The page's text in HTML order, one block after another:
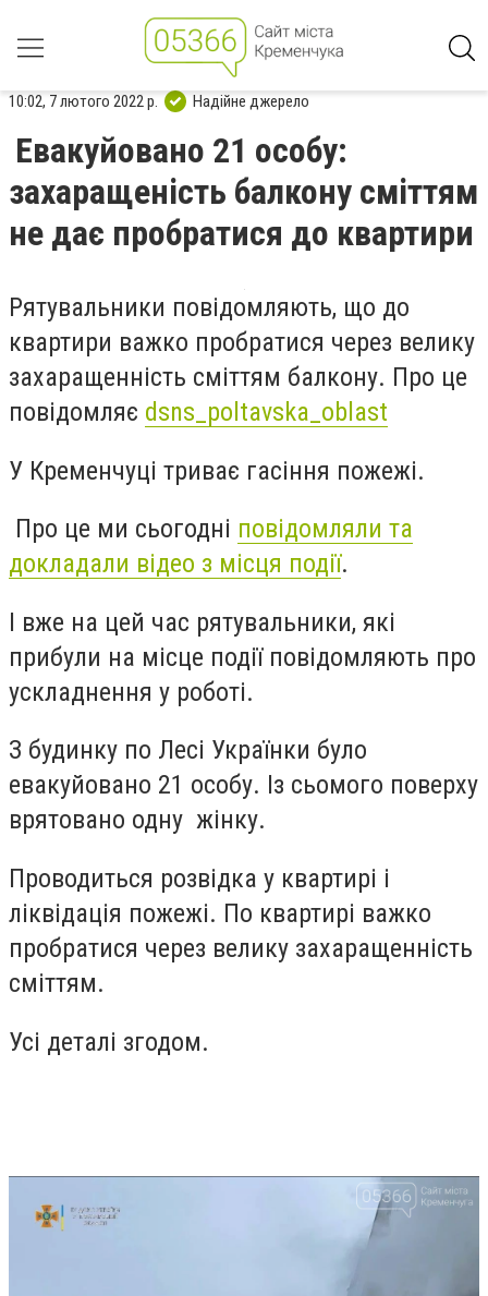
10:02, 7 лютого 2022 р. Надійне джерело
Евакуйовано 21 особу:
захаращеність балкону сміттям
не дає пробратися до квартири
Рятувальники повідомляють, що до
квартири важко пробратися через велику
захаращенність сміттям балкону. Про це
повідомляє dsns_poltavska_oblast
У Кременчуці триває гасіння пожежі.
Про це ми сьогодні повідомляли та
докладали відео з місця події.
І вже на цей час рятувальники, які
прибули на місце події повідомляють про
ускладнення у роботі.
З будинку по Лесі Українки було
евакуйовано 21 особу. Із сьомого поверху
врятовано одну жінку.
Проводиться розвідка у квартирі і
ліквідація пожежі. По квартирі важко
пробратися через велику захаращенність
сміттям.
Усі деталі згодом.